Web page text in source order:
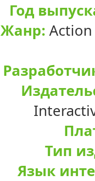
Год
Жанр:
Тип
Язык